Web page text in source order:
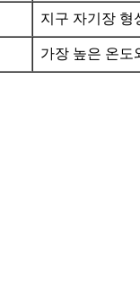
지구 자기장 형
가장 높은 온도